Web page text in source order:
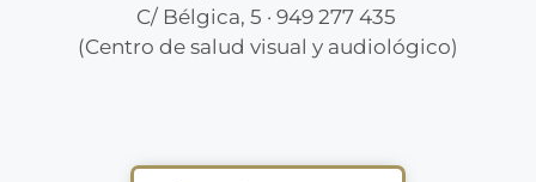
C/ Bélgica, 5 · 949 277 435
(Centro de salud visual y audiológico)